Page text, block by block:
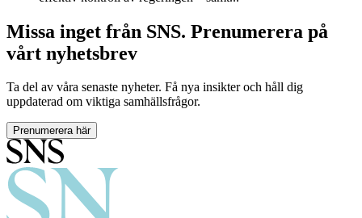
Missa inget från SNS. Prenumerera på
vårt nyhetsbrev
Ta del av våra senaste nyheter. Få nya insikter och håll dig
uppdaterad om viktiga samhällsfrågor.
Prenumerera här